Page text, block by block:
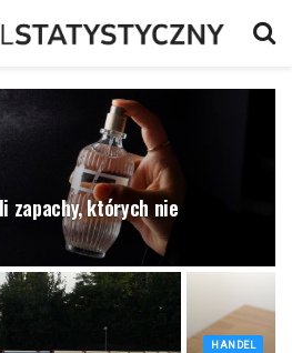
zapachy, których nie
HANDEL